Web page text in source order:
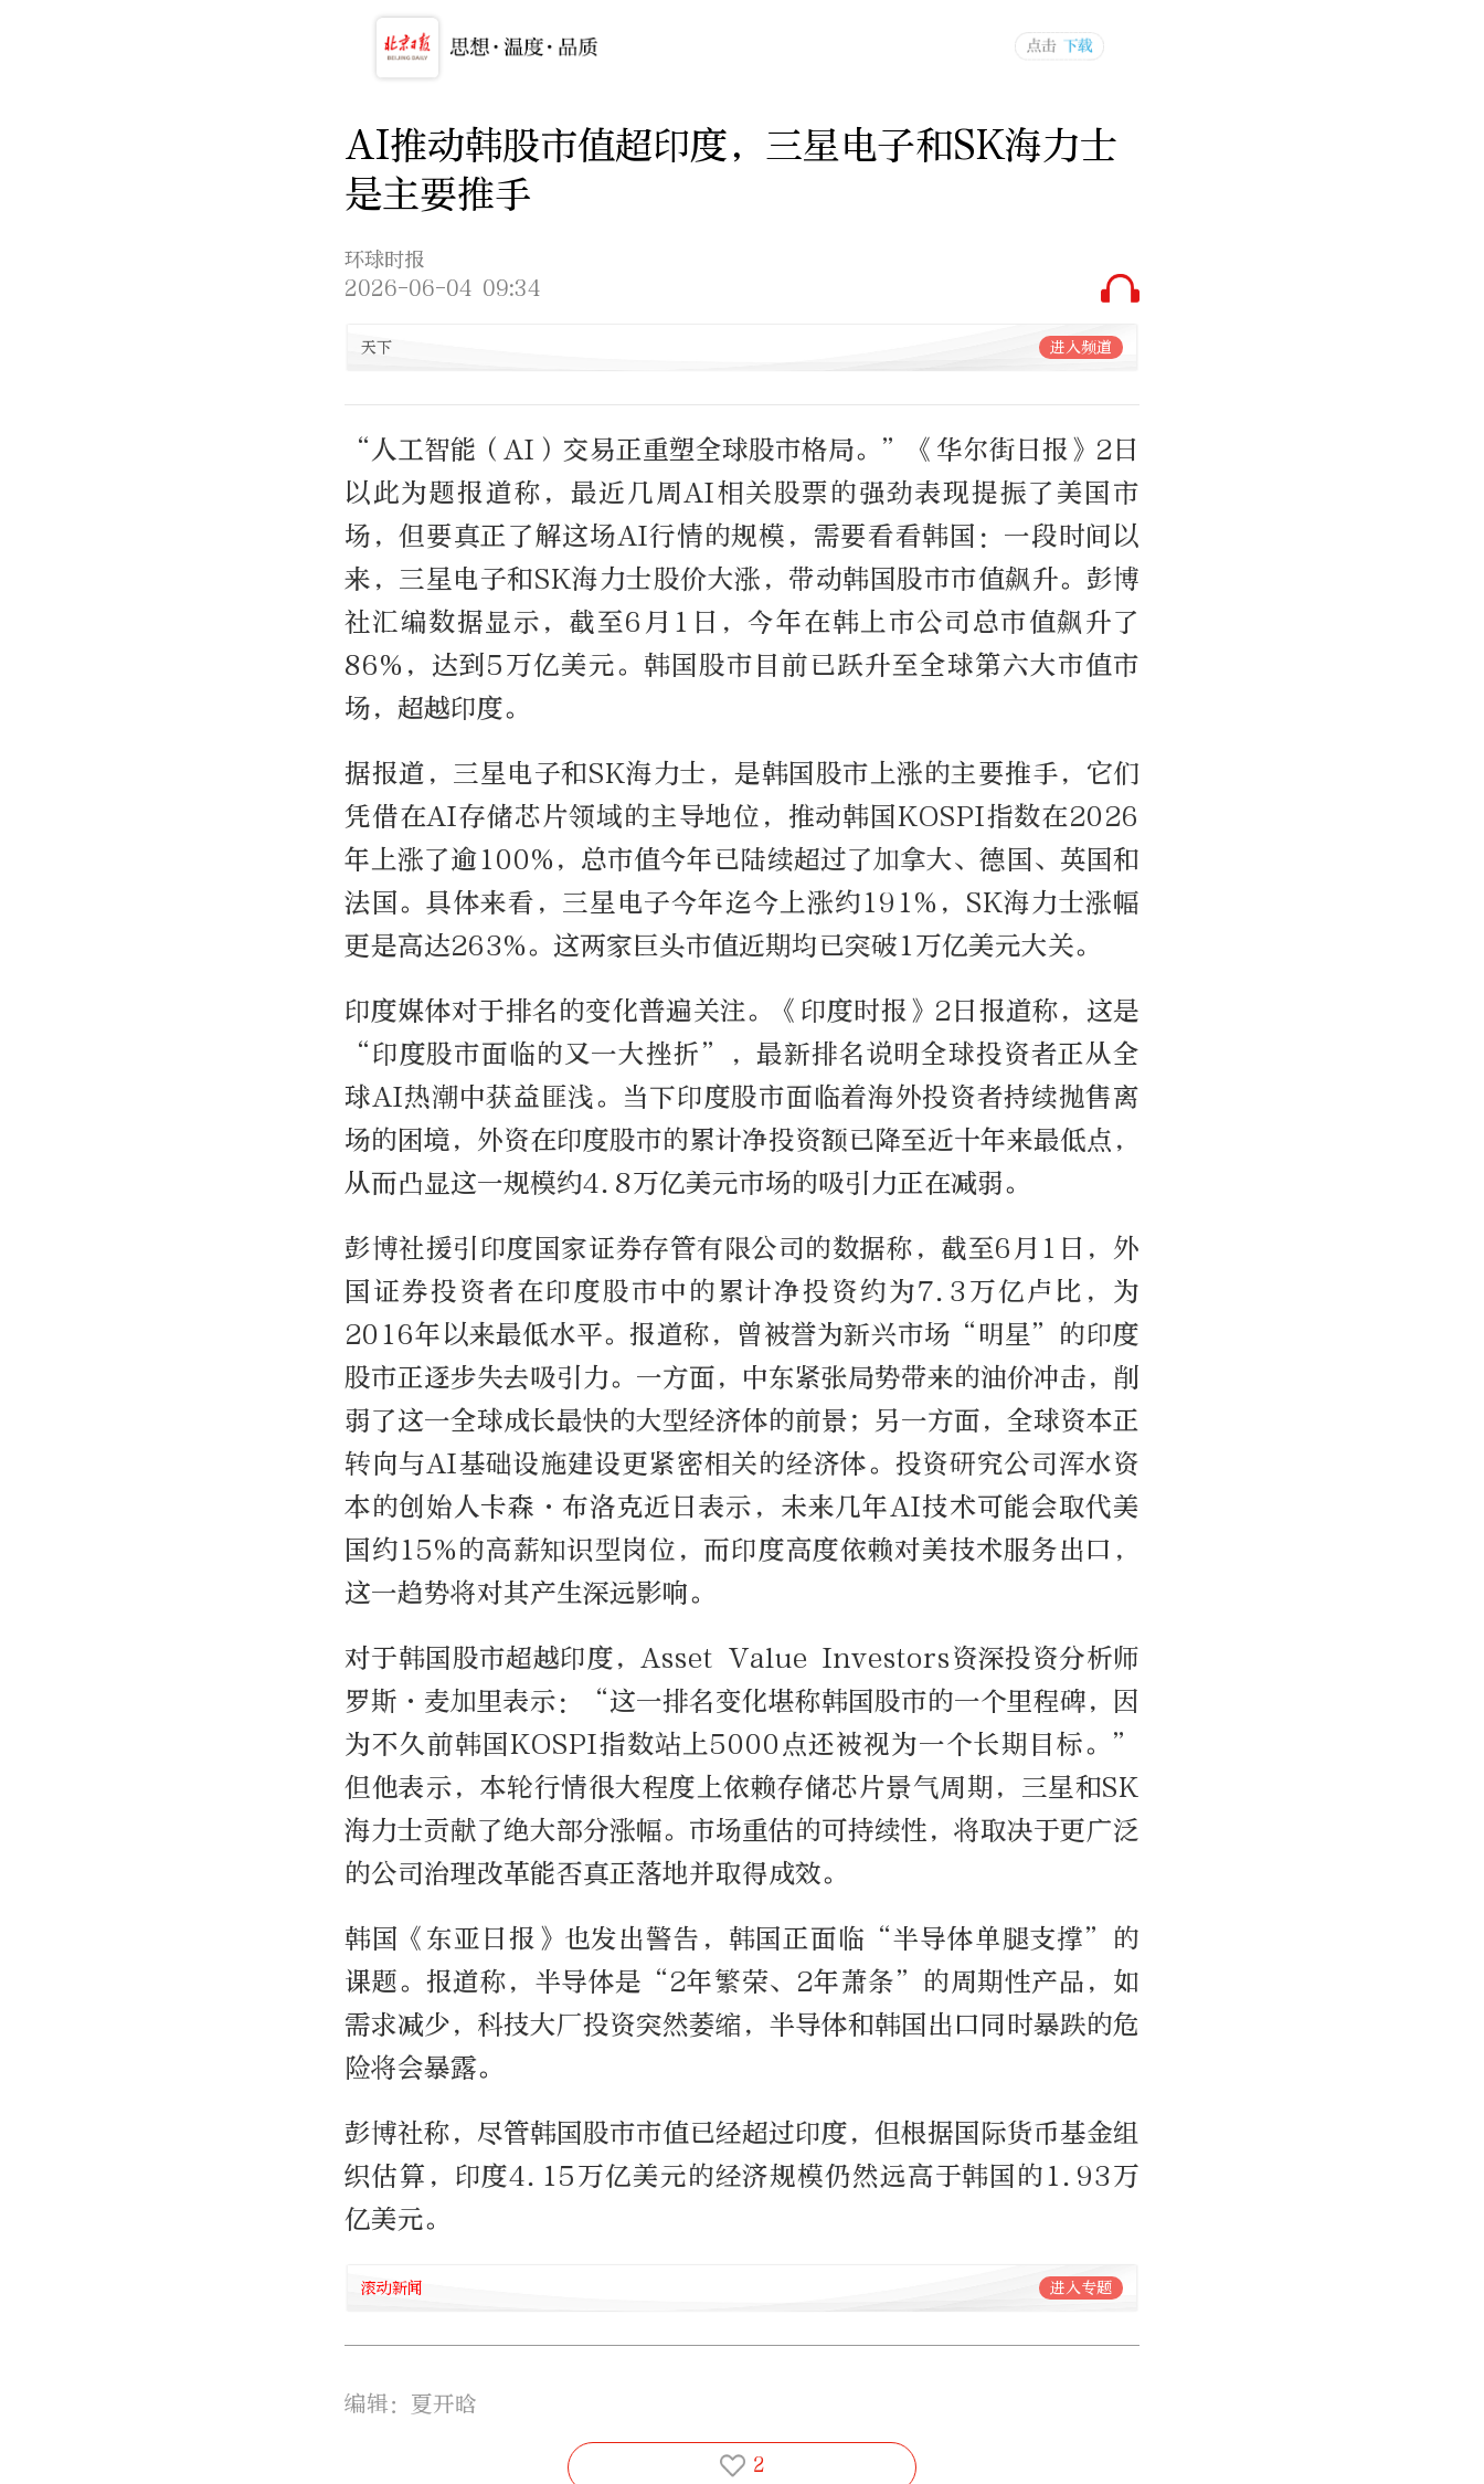
AI推动韩股市值超印度，三星电子和SK海力士
是主要推手
环球时报
2026-06-04 09:34
天下 进入频道
“人工智能（AI）交易正重塑全球股市格局。”《华尔街日报》2日
以此为题报道称，最近几周AI相关股票的强劲表现提振了美国市
场，但要真正了解这场AI行情的规模，需要看看韩国：一段时间以
来，三星电子和SK海力士股价大涨，带动韩国股市市值飙升。彭博
社汇编数据显示，截至6月1日，今年在韩上市公司总市值飙升了
86%，达到5万亿美元。韩国股市目前已跃升至全球第六大市值市
场，超越印度。
据报道，三星电子和SK海力士，是韩国股市上涨的主要推手，它们
凭借在AI存储芯片领域的主导地位，推动韩国KOSPI指数在2026
年上涨了逾100%，总市值今年已陆续超过了加拿大、德国、英国和
法国。具体来看，三星电子今年迄今上涨约191%，SK海力士涨幅
更是高达263%。这两家巨头市值近期均已突破1万亿美元大关。
印度媒体对于排名的变化普遍关注。《印度时报》2日报道称，这是
“印度股市面临的又一大挫折”，最新排名说明全球投资者正从全
球AI热潮中获益匪浅。当下印度股市面临着海外投资者持续抛售离
场的困境，外资在印度股市的累计净投资额已降至近十年来最低点，
从而凸显这一规模约4.8万亿美元市场的吸引力正在减弱。
彭博社援引印度国家证券存管有限公司的数据称，截至6月1日，外
国证券投资者在印度股市中的累计净投资约为7.3万亿卢比，为
2016年以来最低水平。报道称，曾被誉为新兴市场“明星”的印度
股市正逐步失去吸引力。一方面，中东紧张局势带来的油价冲击，削
弱了这一全球成长最快的大型经济体的前景；另一方面，全球资本正
转向与AI基础设施建设更紧密相关的经济体。投资研究公司浑水资
本的创始人卡森·布洛克近日表示，未来几年AI技术可能会取代美
国约15%的高薪知识型岗位，而印度高度依赖对美技术服务出口，
这一趋势将对其产生深远影响。
对于韩国股市超越印度，Asset Value Investors资深投资分析师
罗斯·麦加里表示：“这一排名变化堪称韩国股市的一个里程碑，因
为不久前韩国KOSPI指数站上5000点还被视为一个长期目标。”
但他表示，本轮行情很大程度上依赖存储芯片景气周期，三星和SK
海力士贡献了绝大部分涨幅。市场重估的可持续性，将取决于更广泛
的公司治理改革能否真正落地并取得成效。
韩国《东亚日报》也发出警告，韩国正面临“半导体单腿支撑”的
课题。报道称，半导体是“2年繁荣、2年萧条”的周期性产品，如
需求减少，科技大厂投资突然萎缩，半导体和韩国出口同时暴跌的危
险将会暴露。
彭博社称，尽管韩国股市市值已经超过印度，但根据国际货币基金组
织估算，印度4.15万亿美元的经济规模仍然远高于韩国的1.93万
亿美元。
滚动新闻 进入专题
编辑：夏开晗
2